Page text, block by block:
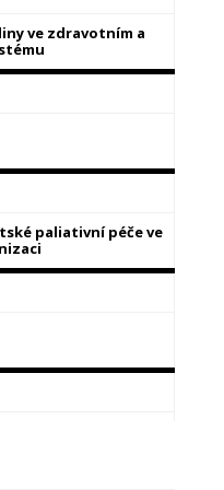
péči
ve zdravotním a
paliativní péče ve